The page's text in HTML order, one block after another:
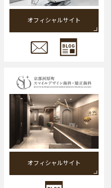
オフィシャルサイト
オフィシャルサイト